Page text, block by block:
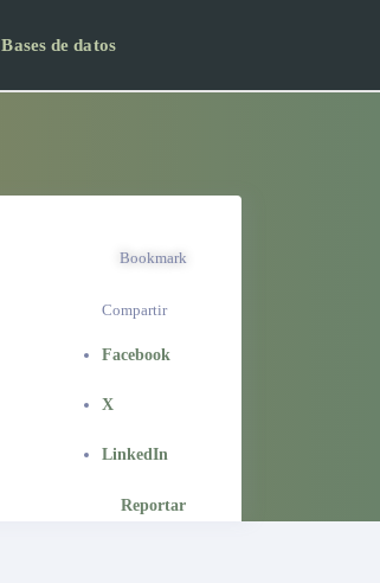
Bases de datos
Bookmark
Compartir
Facebook
X
LinkedIn
Reportar